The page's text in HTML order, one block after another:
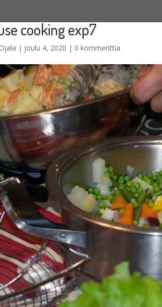
cooking exp7
| joulu 4, 2020 | 0 kommenttia